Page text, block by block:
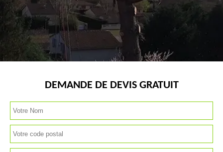
DEMANDE DE DEVIS GRATUIT